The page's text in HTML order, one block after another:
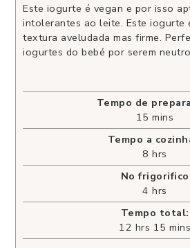
Este iogurte é vegan e por isso
intolerantes ao leite. Este iogurte
textura aveludada mas firme.
iogurtes do bebé por serem
Tempo de
15 mins
Tempo a
8 hrs
No frigorifico
4 hrs
Tempo total:
12 hrs 15 mins